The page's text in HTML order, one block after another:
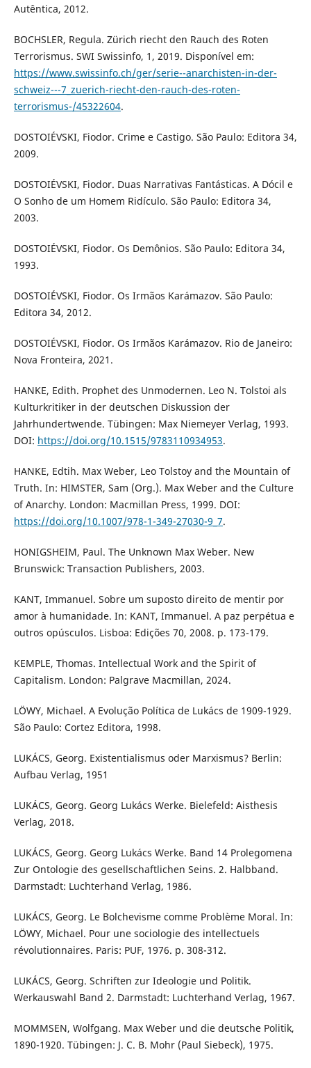
Autêntica, 2012.
BOCHSLER, Regula. Zürich riecht den Rauch des Roten
Terrorismus. SWI Swissinfo, 1, 2019. Disponível em:
https://www.swissinfo.ch/ger/serie--anarchisten-in-der-
schweiz---7_zuerich-riecht-den-rauch-des-roten-
terrorismus-/45322604.
DOSTOIÉVSKI, Fiodor. Crime e Castigo. São Paulo: Editora 34,
2009.
DOSTOIÉVSKI, Fiodor. Duas Narrativas Fantásticas. A Dócil e
O Sonho de um Homem Ridículo. São Paulo: Editora 34,
2003.
DOSTOIÉVSKI, Fiodor. Os Demônios. São Paulo: Editora 34,
1993.
DOSTOIÉVSKI, Fiodor. Os Irmãos Karámazov. São Paulo:
Editora 34, 2012.
DOSTOIÉVSKI, Fiodor. Os Irmãos Karámazov. Rio de Janeiro:
Nova Fronteira, 2021.
HANKE, Edith. Prophet des Unmodernen. Leo N. Tolstoi als
Kulturkritiker in der deutschen Diskussion der
Jahrhundertwende. Tübingen: Max Niemeyer Verlag, 1993.
DOI: https://doi.org/10.1515/9783110934953.
HANKE, Edtih. Max Weber, Leo Tolstoy and the Mountain of
Truth. In: HIMSTER, Sam (Org.). Max Weber and the Culture
of Anarchy. London: Macmillan Press, 1999. DOI:
https://doi.org/10.1007/978-1-349-27030-9_7.
HONIGSHEIM, Paul. The Unknown Max Weber. New
Brunswick: Transaction Publishers, 2003.
KANT, Immanuel. Sobre um suposto direito de mentir por
amor à humanidade. In: KANT, Immanuel. A paz perpétua e
outros opúsculos. Lisboa: Edições 70, 2008. p. 173-179.
KEMPLE, Thomas. Intellectual Work and the Spirit of
Capitalism. London: Palgrave Macmillan, 2024.
LÖWY, Michael. A Evolução Política de Lukács de 1909-1929.
São Paulo: Cortez Editora, 1998.
LUKÁCS, Georg. Existentialismus oder Marxismus? Berlin:
Aufbau Verlag, 1951
LUKÁCS, Georg. Georg Lukács Werke. Bielefeld: Aisthesis
Verlag, 2018.
LUKÁCS, Georg. Georg Lukács Werke. Band 14 Prolegomena
Zur Ontologie des gesellschaftlichen Seins. 2. Halbband.
Darmstadt: Luchterhand Verlag, 1986.
LUKÁCS, Georg. Le Bolchevisme comme Problème Moral. In:
LÖWY, Michael. Pour une sociologie des intellectuels
révolutionnaires. Paris: PUF, 1976. p. 308-312.
LUKÁCS, Georg. Schriften zur Ideologie und Politik.
Werkauswahl Band 2. Darmstadt: Luchterhand Verlag, 1967.
MOMMSEN, Wolfgang. Max Weber und die deutsche Politik,
1890-1920. Tübingen: J. C. B. Mohr (Paul Siebeck), 1975.